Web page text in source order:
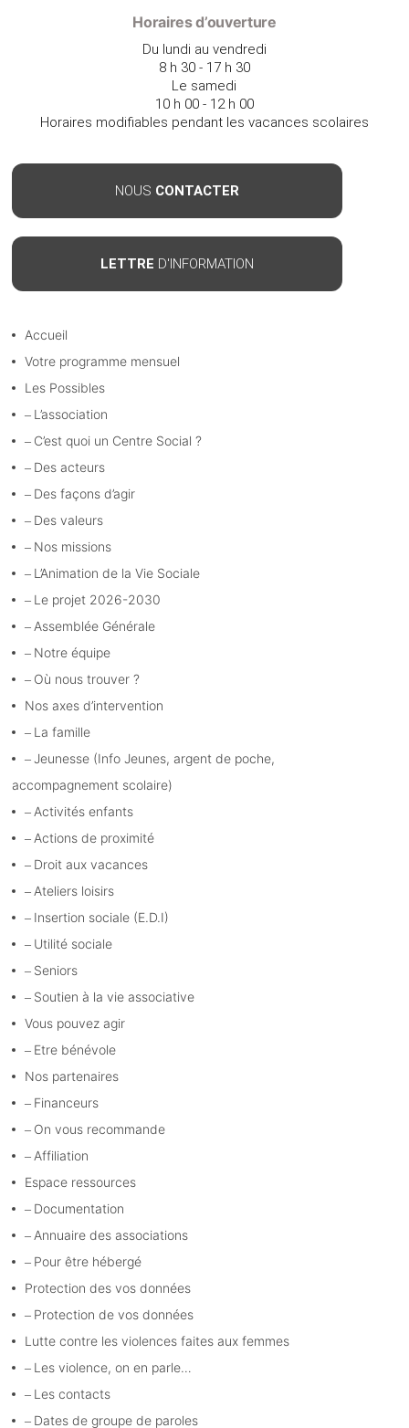
Horaires d’ouverture
Du lundi au vendredi
8 h 30 - 17 h 30
Le samedi
10 h 00 - 12 h 00
Horaires modifiables pendant les vacances scolaires
NOUS CONTACTER
LETTRE D'INFORMATION
Accueil
Votre programme mensuel
Les Possibles
L’association
C’est quoi un Centre Social ?
Des acteurs
Des façons d’agir
Des valeurs
Nos missions
L’Animation de la Vie Sociale
Le projet 2026-2030
Assemblée Générale
Notre équipe
Où nous trouver ?
Nos axes d’intervention
La famille
Jeunesse (Info Jeunes, argent de poche,
accompagnement scolaire)
Activités enfants
Actions de proximité
Droit aux vacances
Ateliers loisirs
Insertion sociale (E.D.I)
Utilité sociale
Seniors
Soutien à la vie associative
Vous pouvez agir
Etre bénévole
Nos partenaires
Financeurs
On vous recommande
Affiliation
Espace ressources
Documentation
Annuaire des associations
Pour être hébergé
Protection des vos données
Protection de vos données
Lutte contre les violences faites aux femmes
Les violence, on en parle…
Les contacts
Dates de groupe de paroles